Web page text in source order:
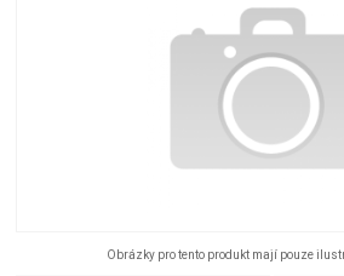
Obrázky pro tento produkt mají pouze